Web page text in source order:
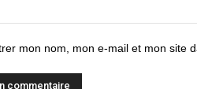
mon nom, mon e-mail et mon site